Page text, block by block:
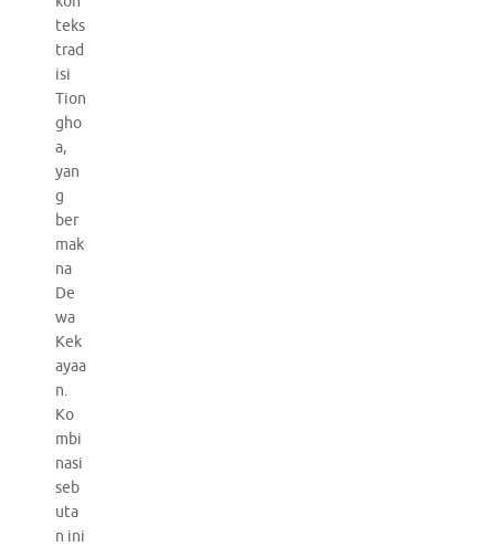
teks
trad
isi
Tion
gho
a,
yan
g
ber
mak
na
De
wa
Kek
ayaa
n.
Ko
mbi
nasi
seb
uta
n ini